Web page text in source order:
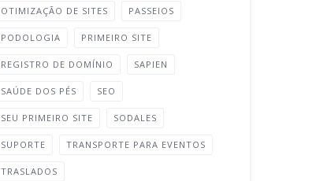
OTIMIZAÇÃO DE SITES PASSEIOS
PODOLOGIA PRIMEIRO SITE
REGISTRO DE DOMÍNIO SAPIEN
SAÚDE DOS PÉS SEO
SEU PRIMEIRO SITE SODALES
SUPORTE TRANSPORTE PARA EVENTOS
TRASLADOS